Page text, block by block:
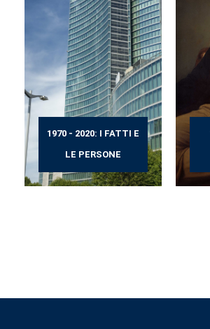
1970 - 2020: I FATTI E
LE PERSONE